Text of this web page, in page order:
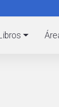
al
contenido